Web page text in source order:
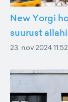
New Yorgi
suurust
23. nov 2024 11:52